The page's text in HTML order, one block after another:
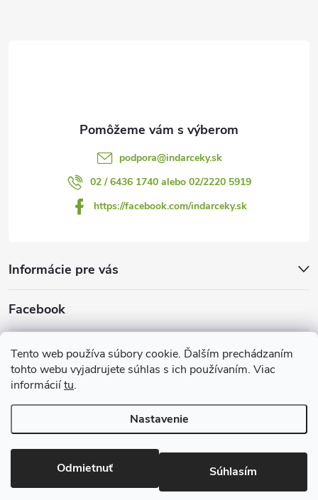
Tento web používa súbory cookie. Ďalším prechádzaním
tohto webu vyjadrujete súhlas s ich používaním. Viac
informáciítu.
Nastavenie
Odmietnuť Súhlasím
podpora@indarceky.sk
02 / 6436 1740 alebo 02/2220 5919
https://facebook.com/indarceky.sk
Informácie pre vás
Facebook
Prijímame online platby
Copyright 2026Indarčeky.sk. Všetky práva vyhradené.Upraviť
nastavenie cookies